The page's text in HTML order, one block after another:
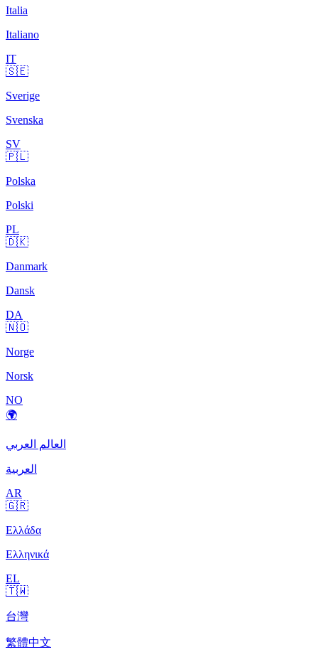
Italia
Italiano
IT
🇸🇪
Sverige
Svenska
SV
🇵🇱
Polska
Polski
PL
🇩🇰
Danmark
Dansk
DA
🇳🇴
Norge
Norsk
NO
🌍
العالم العربي
العربية
AR
🇬🇷
Ελλάδα
Ελληνικά
EL
🇹🇼
台灣
繁體中文